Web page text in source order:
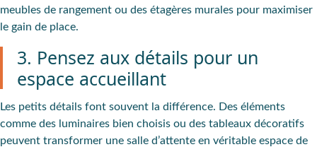
meubles de rangement ou des étagères murales pour maximiser
le gain de place.
3. Pensez aux détails pour un
espace accueillant
Les petits détails font souvent la différence. Des éléments
comme des luminaires bien choisis ou des tableaux décoratifs
peuvent transformer une salle d’attente en véritable espace de